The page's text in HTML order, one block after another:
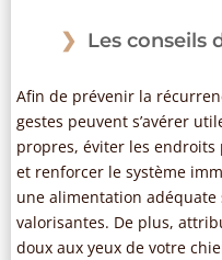
Les conseils
Afin de prévenir la
gestes peuvent s’avérer
propres, éviter les endroits
et renforcer le système
une alimentation
valorisantes. De plus,
doux aux yeux de votre